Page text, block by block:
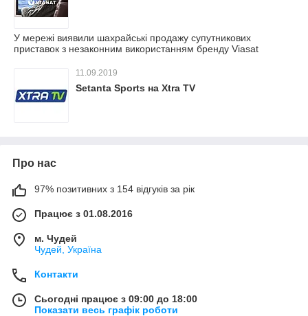
У мережі виявили шахрайські продажу супутникових
приставок з незаконним використанням бренду Viasat
11.09.2019
Setanta Sports на Xtra TV
Про нас
97% позитивних з 154 відгуків за рік
Працює з 01.08.2016
м. Чудей
Чудей, Україна
Контакти
Сьогодні працює з 09:00 до 18:00
Показати весь графік роботи